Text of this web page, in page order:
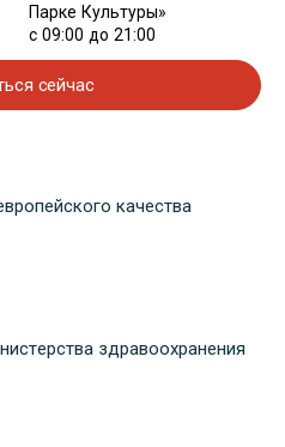
Парке Культуры»
с 09:00 до 21:00
сейчас
качества
здравоохранения